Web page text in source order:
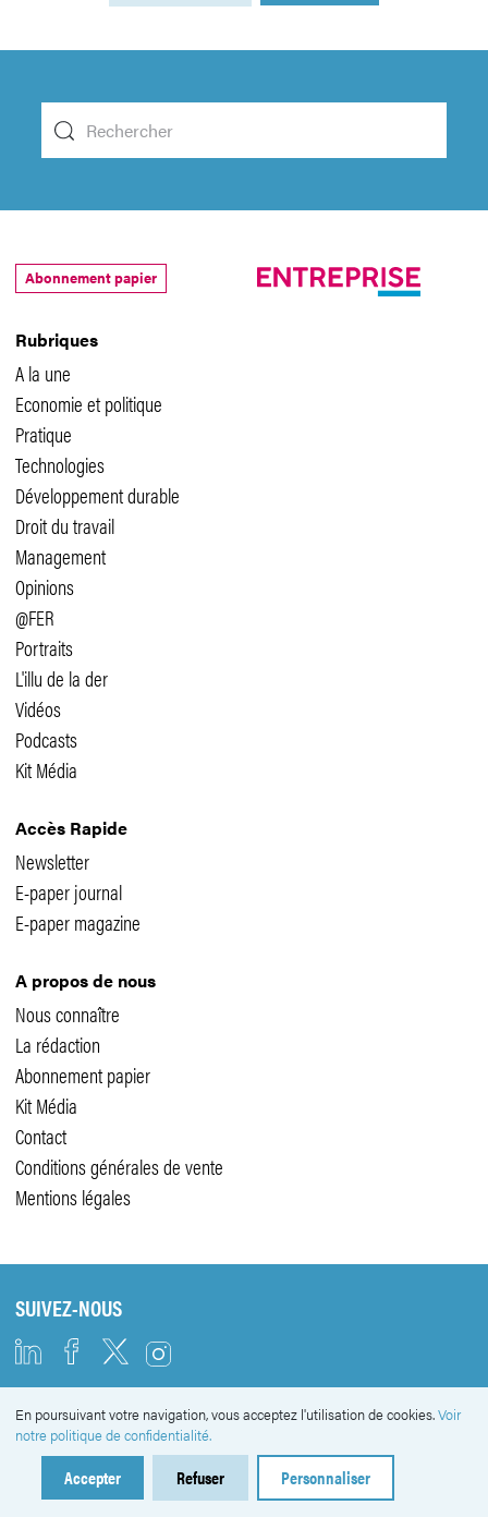
Rubriques
A la une
Economie et politique
Pratique
Technologies
Développement durable
Droit du travail
Management
Opinions
@FER
Portraits
L'illu de la der
Vidéos
Podcasts
Kit Média
Accès Rapide
Newsletter
E-paper journal
E-paper magazine
A propos de nous
Nous connaître
La rédaction
Abonnement papier
Kit Média
Contact
Conditions générales de vente
Mentions légales
Abonnement papier
SUIVEZ-NOUS
NEWSLETTER
En poursuivant votre navigation, vous acceptez l'utilisation de cookies.Voir
notre politique de confidentialité.
Accepter Refuser Personnaliser